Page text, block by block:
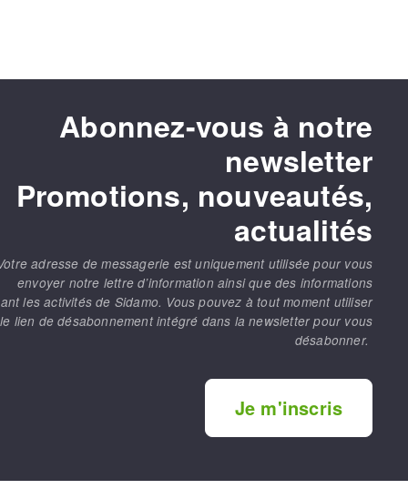
Abonnez-vous à notre
newsletter
Promotions, nouveautés,
actualités
adresse de messagerie est uniquement utilisée pour vous
envoyer notre lettre d’information ainsi que des informations
les activités de Sidamo. Vous pouvez à tout moment utiliser
le lien de désabonnement intégré dans la newsletter pour vous
désabonner.
Je m'inscris